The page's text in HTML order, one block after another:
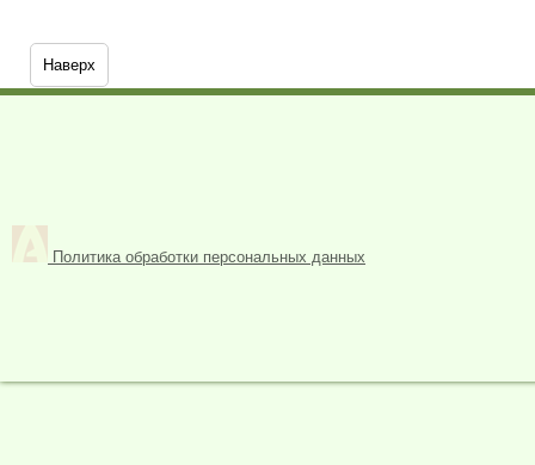
Наверх
Политика обработки персональных данных